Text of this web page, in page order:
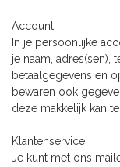
Account
In je persoonlijke
je naam, adres(sen),
betaalgegevens en
bewaren ook
deze makkelijk kan
Klantenservice
Je kunt met ons